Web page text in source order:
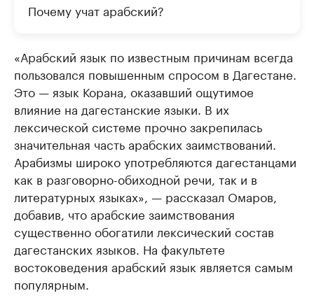
Почему учат арабский?
«Арабский язык по известным причинам всегда
пользовался повышенным спросом в Дагестане.
Это — язык Корана, оказавший ощутимое
влияние на дагестанские языки. В их
лексической системе прочно закрепилась
значительная часть арабских заимствований.
Арабизмы широко употребляются дагестанцами
как в разговорно-обиходной речи, так и в
литературных языках», — рассказал Омаров,
добавив, что арабские заимствования
существенно обогатили лексический состав
дагестанских языков. На факультете
востоковедения арабский язык является самым
популярным.